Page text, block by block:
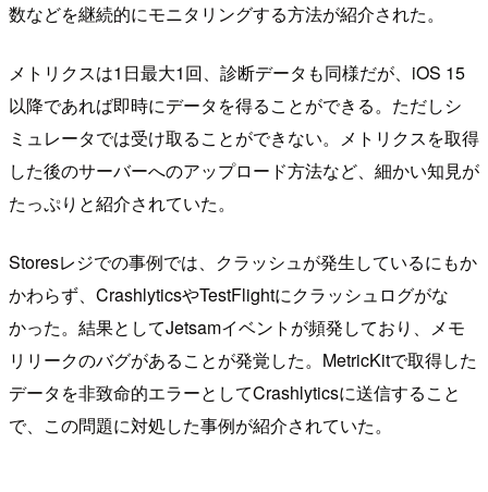
数などを継続的にモニタリングする方法が紹介された。
メトリクスは1日最大1回、診断データも同様だが、iOS 15
以降であれば即時にデータを得ることができる。ただしシ
ミュレータでは受け取ることができない。メトリクスを取得
した後のサーバーへのアップロード方法など、細かい知見が
たっぷりと紹介されていた。
Storesレジでの事例では、クラッシュが発生しているにもか
かわらず、CrashlyticsやTestFlightにクラッシュログがな
かった。結果としてJetsamイベントが頻発しており、メモ
リリークのバグがあることが発覚した。MetricKitで取得した
データを非致命的エラーとしてCrashlyticsに送信すること
で、この問題に対処した事例が紹介されていた。